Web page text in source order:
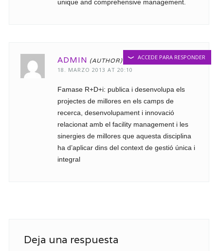
unique and comprehensive management.
ADMIN
18. MARZO 2013 AT 20:10
Famase R+D+i: publica i desenvolupa els
projectes de millores en els camps de
recerca, desenvolupament i innovació
relacionat amb el facility management i les
sinergies de millores que aquesta disciplina
ha d’aplicar dins del context de gestió única i
integral
ACCEDE PARA RESPONDER
Deja una respuesta